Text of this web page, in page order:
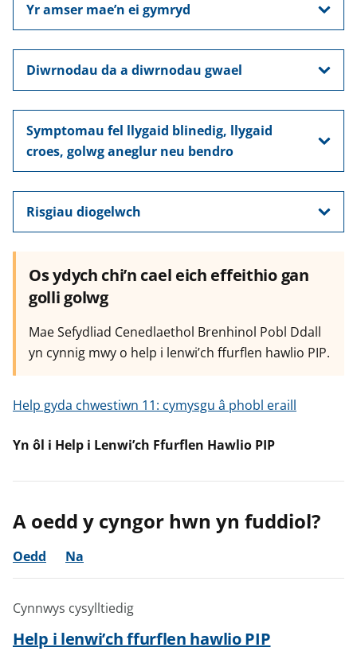
Yr amser mae’n ei gymryd
Diwrnodau da a diwrnodau gwael
Symptomau fel llygaid blinedig, llygaid
croes, golwg aneglur neu bendro
Risgiau diogelwch
Os ydych chi’n cael eich effeithio gan
golli golwg
Mae Sefydliad Cenedlaethol Brenhinol Pobl Ddall
yn cynnig mwy o help i lenwi’ch ffurflen hawlio PIP.
Help gyda chwestiwn 11: cymysgu â phobl eraill
Yn ôl i Help i Lenwi’ch Ffurflen Hawlio PIP
A oedd y cyngor hwn yn fuddiol?
Oedd Na
Cynnwys cysylltiedig
Help i lenwi’ch ffurflen hawlio PIP